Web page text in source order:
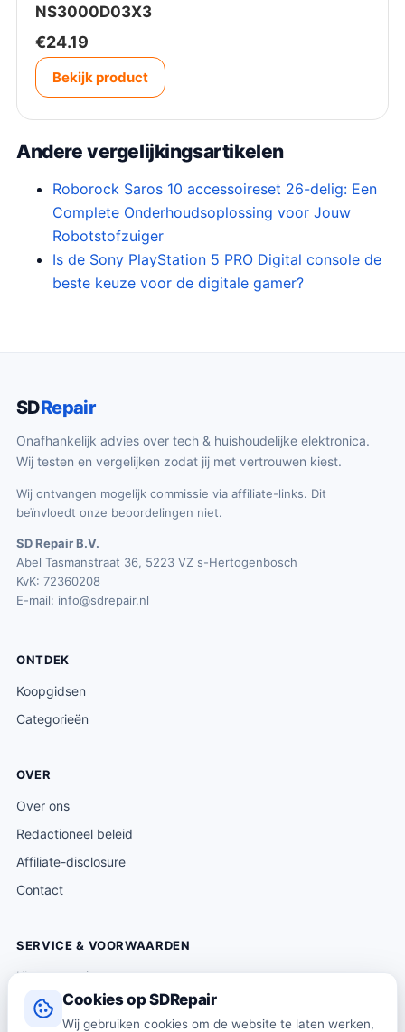
Cookies op SDRepair
Wij gebruiken cookies om de website te laten werken,
NS3000D03X3
€24.19
Bekijk product
Andere vergelijkingsartikelen
Roborock Saros 10 accessoireset 26-delig: Een
Complete Onderhoudsoplossing voor Jouw
Robotstofzuiger
Is de Sony PlayStation 5 PRO Digital console de
beste keuze voor de digitale gamer?
SDRepair
Onafhankelijk advies over tech & huishoudelijke elektronica.
Wij testen en vergelijken zodat jij met vertrouwen kiest.
Wij ontvangen mogelijk commissie via affiliate-links. Dit
beïnvloedt onze beoordelingen niet.
SD Repair B.V.
Abel Tasmanstraat 36, 5223 VZ s-Hertogenbosch
KvK: 72360208
E-mail: info@sdrepair.nl
ONTDEK
Koopgidsen
Categorieën
OVER
Over ons
Redactioneel beleid
Affiliate-disclosure
Contact
SERVICE & VOORWAARDEN
Klantenservice
Verzending & levering